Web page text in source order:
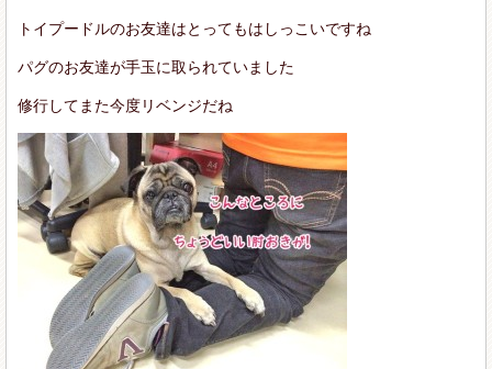
トイプードルのお友達はとってもはしっこいですね
パグのお友達が手玉に取られていました
修行してまた今度リベンジだね